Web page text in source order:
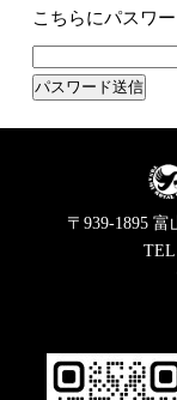
こちらにパスワ
〒939-1895
TEL